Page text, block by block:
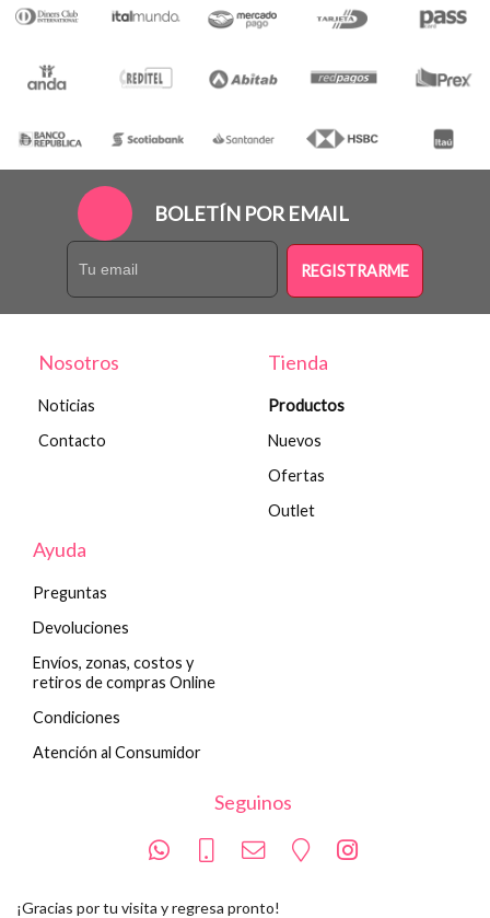
BOLETÍN POR EMAIL
REGISTRARME
Nosotros
Noticias
Contacto
Tienda
Productos
Nuevos
Ofertas
Outlet
Ayuda
Preguntas
Devoluciones
Envíos, zonas, costos y
retiros de compras Online
Condiciones
Atención al Consumidor
Seguinos
¡Gracias por tu visita y regresa pronto!